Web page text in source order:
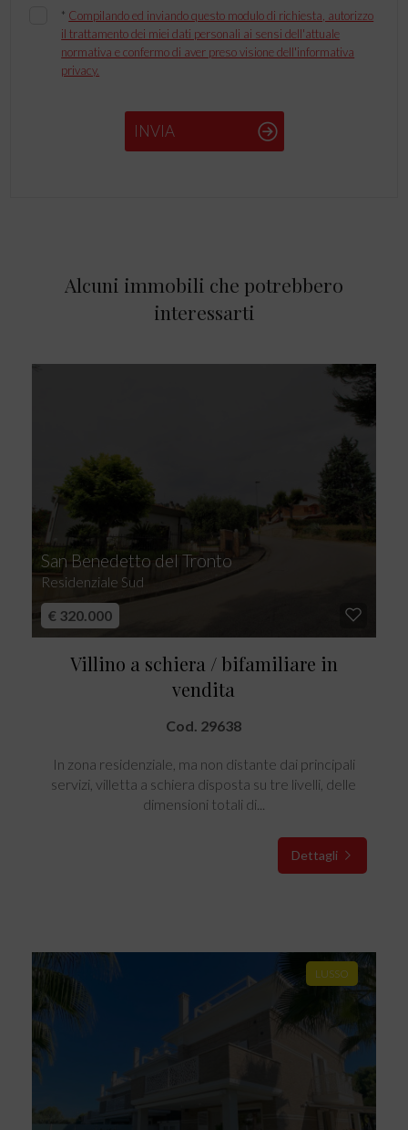
* Compilando ed inviando questo modulo di richiesta, autorizzo
il trattamento dei miei dati personali ai sensi dell'attuale
normativa e confermo di aver preso visione dell'informativa
privacy.
INVIA
Alcuni immobili che potrebbero
interessarti
San Benedetto del Tronto
Residenziale Sud
€ 320.000
Villino a schiera / bifamiliare in
vendita
Cod. 29638
In zona residenziale, ma non distante dai principali
servizi, villetta a schiera disposta su tre livelli, delle
dimensioni totali di...
Dettagli
LUSSO